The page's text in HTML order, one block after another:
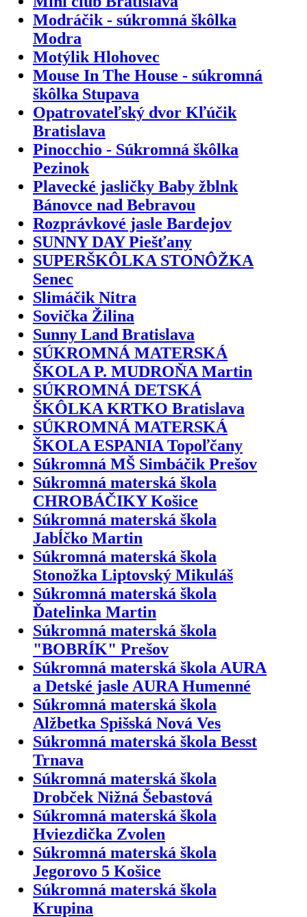
Modráčik - súkromná škôlka
Modra
Motýlik Hlohovec
Mouse In The House - súkromná
škôlka Stupava
Opatrovateľský dvor Kľúčik
Bratislava
Pinocchio - Súkromná škôlka
Pezinok
Plavecké jasličky Baby žblnk
Bánovce nad Bebravou
Rozprávkové jasle Bardejov
SUNNY DAY Piešťany
SUPERŠKÔLKA STONÔŽKA
Senec
Slimáčik Nitra
Sovička Žilina
Sunny Land Bratislava
SÚKROMNÁ MATERSKÁ
ŠKOLA P. MUDROŇA Martin
SÚKROMNÁ DETSKÁ
ŠKÔLKA KRTKO Bratislava
SÚKROMNÁ MATERSKÁ
ŠKOLA ESPANIA Topoľčany
Súkromná MŠ Simbáčik Prešov
Súkromná materská škola
CHROBÁČIKY Košice
Súkromná materská škola
Jabĺčko Martin
Súkromná materská škola
Stonožka Liptovský Mikuláš
Súkromná materská škola
Ďatelinka Martin
Súkromná materská škola
"BOBRÍK" Prešov
Súkromná materská škola AURA
a Detské jasle AURA Humenné
Súkromná materská škola
Alžbetka Spišská Nová Ves
Súkromná materská škola Besst
Trnava
Súkromná materská škola
Drobček Nižná Šebastová
Súkromná materská škola
Hviezdička Zvolen
Súkromná materská škola
Jegorovo 5 Košice
Súkromná materská škola
Krupina